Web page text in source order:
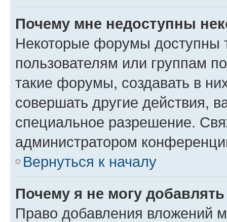
Почему мне недоступны
Некоторые форумы доступны
пользователям или группам
такие форумы, создавать в
совершать другие действия,
специальное разрешение.
администратором
Вернуться к началу
Почему я не могу
Право добавления вложений